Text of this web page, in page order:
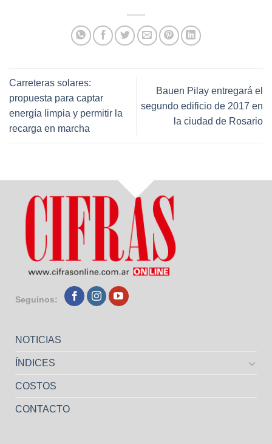
Carreteras solares:
propuesta para captar
energía limpia y permitir la
recarga en marcha
Bauen Pilay entregará el
segundo edificio de 2017 en
la ciudad de Rosario
Seguinos:
NOTICIAS
ÍNDICES
COSTOS
CONTACTO